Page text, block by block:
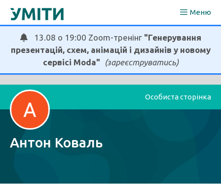
Перейти
Меню
13.08 о 19:00 Zoom-тренінг "Генерування
презентацій, схем, анімацій і дизайнів у новому
сервісі Moda"
(зареєструватись)
Особиста сторінка
Антон Коваль